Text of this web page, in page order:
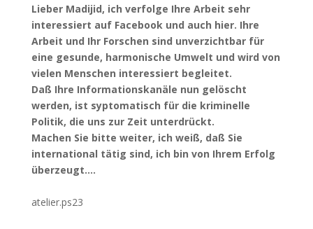
Lieber Madijid, ich verfolge Ihre Arbeit sehr
interessiert auf Facebook und auch hier. Ihre
Arbeit und Ihr Forschen sind unverzichtbar für
eine gesunde, harmonische Umwelt und wird von
vielen Menschen interessiert begleitet.
Daß Ihre Informationskanäle nun gelöscht
werden, ist syptomatisch für die kriminelle
Politik, die uns zur Zeit unterdrückt.
Machen Sie bitte weiter, ich weiß, daß Sie
international tätig sind, ich bin von Ihrem Erfolg
überzeugt....
atelier.ps23